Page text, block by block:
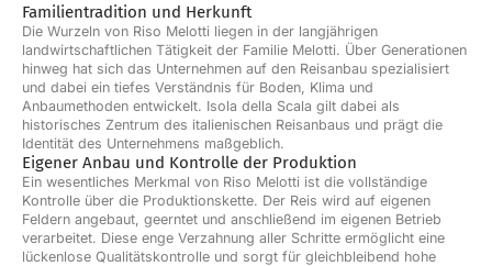
L
A
R
P
R
I
C
E
8
,
9
0
€
Familientradition und Herkunft
Die Wurzeln von Riso Melotti liegen in der langjährigen
landwirtschaftlichen Tätigkeit der Familie Melotti. Über Generationen
hinweg hat sich das Unternehmen auf den Reisanbau spezialisiert
und dabei ein tiefes Verständnis für Boden, Klima und
Anbaumethoden entwickelt. Isola della Scala gilt dabei als
historisches Zentrum des italienischen Reisanbaus und prägt die
Identität des Unternehmens maßgeblich.
Eigener Anbau und Kontrolle der Produktion
Ein wesentliches Merkmal von Riso Melotti ist die vollständige
Kontrolle über die Produktionskette. Der Reis wird auf eigenen
Feldern angebaut, geerntet und anschließend im eigenen Betrieb
verarbeitet. Diese enge Verzahnung aller Schritte ermöglicht eine
lückenlose Qualitätskontrolle und sorgt für gleichbleibend hohe